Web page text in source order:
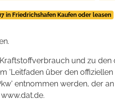
in Friedrichshafen Kaufen oder leasen
und zu den
'Leitfaden über den
entnommen werden, der